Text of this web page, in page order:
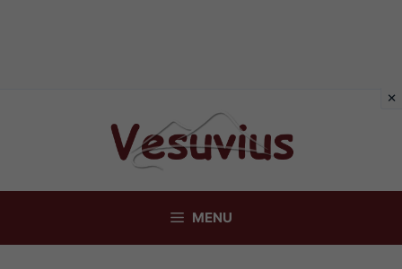
MENU